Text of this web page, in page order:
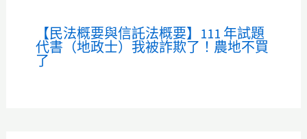
【民法概要與信託法概要】111 年試題
代書（地政士）我被詐欺了！農地不買
了